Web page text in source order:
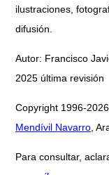
ilustraciones,
difusión.
Autor: Francisco
2025 última revisión
Copyright 1996-
Mendívil Navarro,
Para consultar,